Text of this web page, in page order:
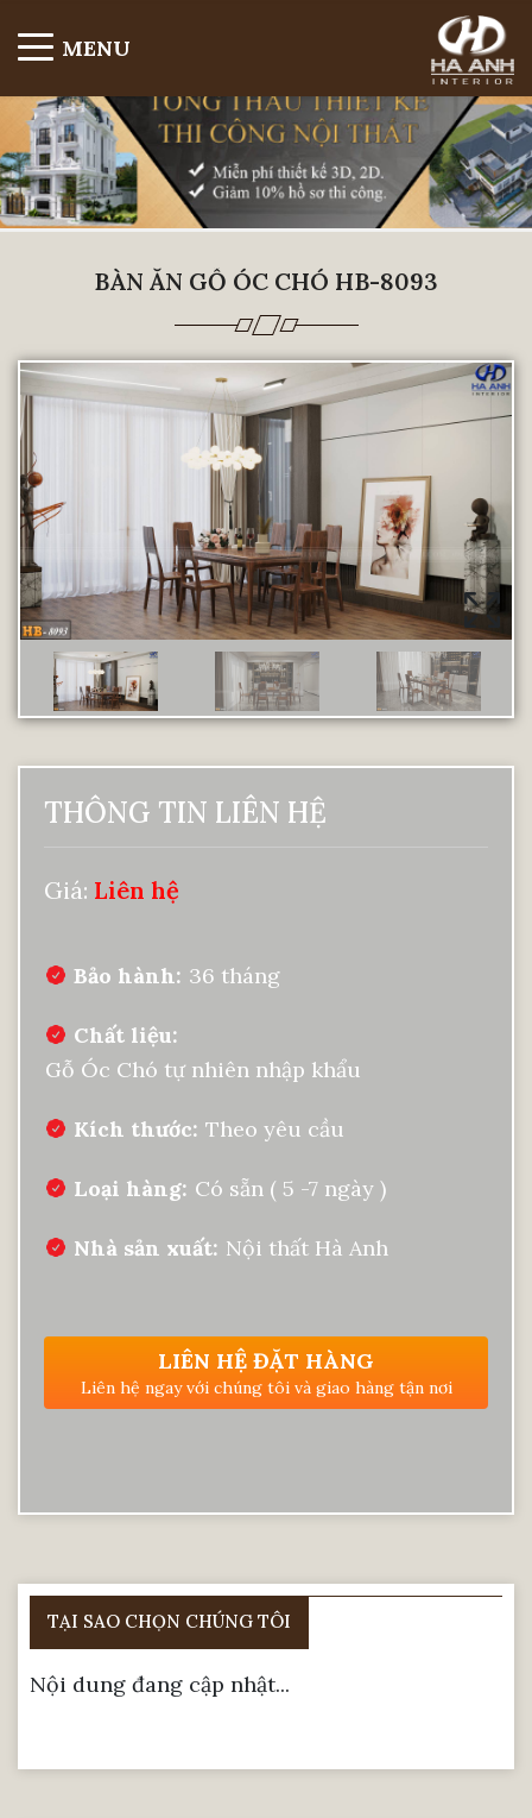
MENU
BÀN ĂN GỖ ÓC CHÓ HB-8093
THÔNG TIN LIÊN HỆ
Giá: Liên hệ
Bảo hành 36 tháng
Chất liệu
Gỗ Óc Chó tự nhiên nhập khẩu
Kích thước Theo yêu cầu
Loại hàng Có sẵn ( 5 -7 ngày )
Nhà sản xuất Nội thất Hà Anh
LIÊN HỆ ĐẶT HÀNG
Liên hệ ngay với chúng tôi và giao hàng tận nơi
TẠI SAO CHỌN CHÚNG TÔI
Nội dung đang cập nhật...